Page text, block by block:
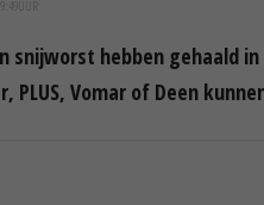
snijworst hebben gehaald
PLUS, Vomar of Deen